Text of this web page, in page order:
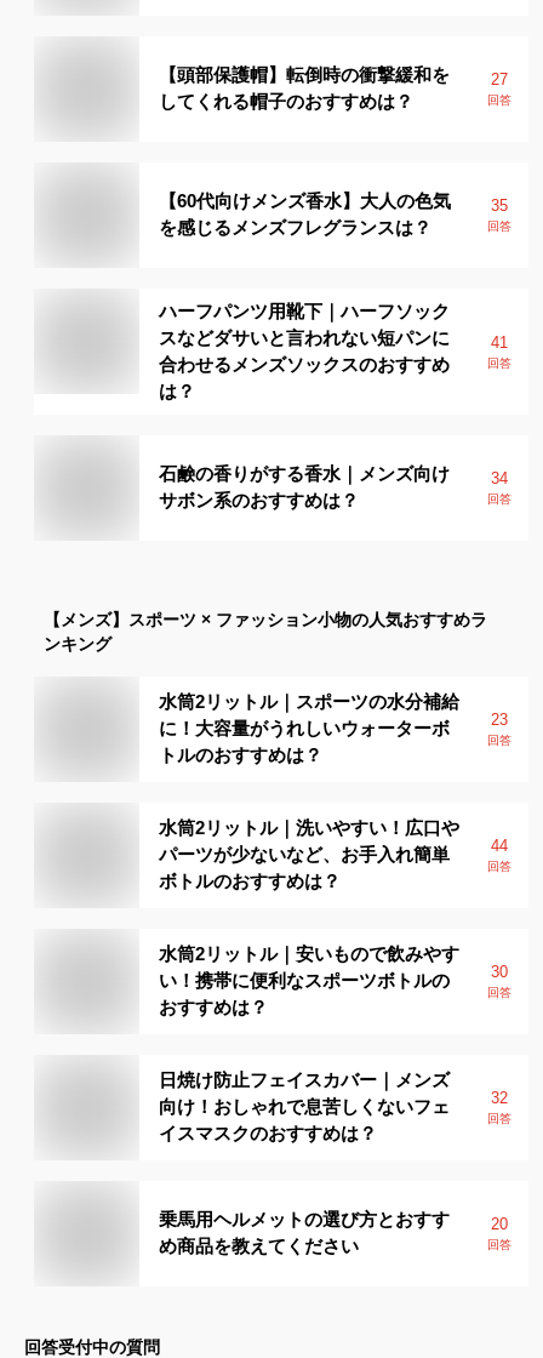
【頭部保護帽】転倒時の衝撃緩和を
してくれる帽子のおすすめは？
27
回答
【60代向けメンズ香水】大人の色気
を感じるメンズフレグランスは？
35
回答
ハーフパンツ用靴下｜ハーフソック
スなどダサいと言われない短パンに
合わせるメンズソックスのおすすめ
は？
41
回答
石鹸の香りがする香水｜メンズ向け
サボン系のおすすめは？
34
回答
【メンズ】 スポーツ × ファッション小物の人気おすすめラ
ンキング
水筒2リットル｜スポーツの水分補給
に！大容量がうれしいウォーターボ
トルのおすすめは？
23
回答
水筒2リットル｜洗いやすい！広口や
パーツが少ないなど、お手入れ簡単
ボトルのおすすめは？
44
回答
水筒2リットル｜安いもので飲みやす
い！携帯に便利なスポーツボトルの
おすすめは？
30
回答
日焼け防止フェイスカバー｜メンズ
向け！おしゃれで息苦しくないフェ
イスマスクのおすすめは？
32
回答
乗馬用ヘルメットの選び方とおすす
め商品を教えてください
20
回答
回答受付中の質問